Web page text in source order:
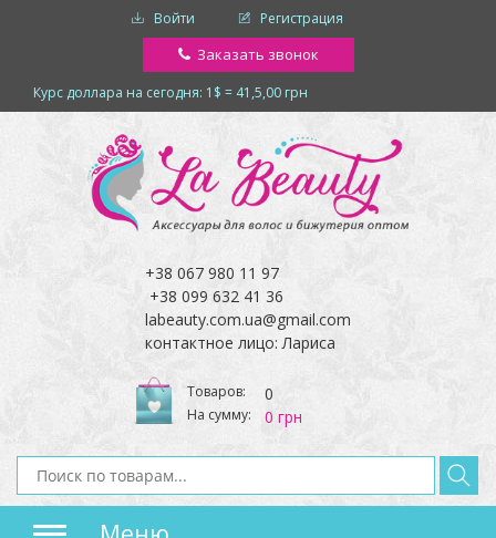
Войти Регистрация
Заказать звонок
Курс доллара на сегодня: 1$ = 41,5,00 грн
+38 067 980 11 97
+38 099 632 41 36
labeauty.com.ua@gmail.com
контактное лицо: Лариса
Товаров: 0
На сумму: 0 грн